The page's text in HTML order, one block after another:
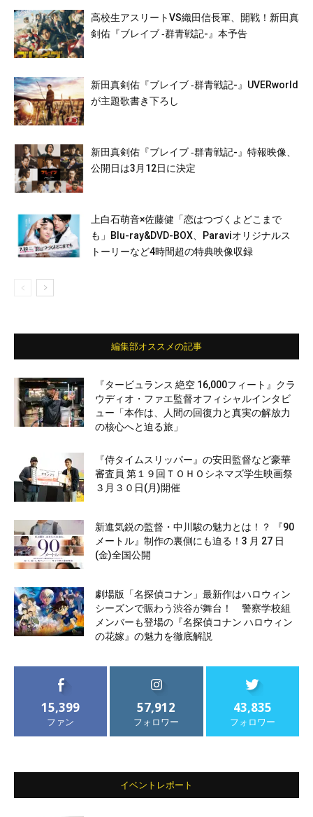
高校生アスリートVS織田信長軍、開戦！新田真
剣佑『ブレイブ ‐群青戦記-』本予告
新田真剣佑『ブレイブ ‐群青戦記-』UVERworld
が主題歌書き下ろし
新田真剣佑『ブレイブ ‐群青戦記-』特報映像、
公開日は3月12日に決定
上白石萌音×佐藤健「恋はつづくよどこまで
も」Blu-ray&DVD-BOX、Paraviオリジナルス
トーリーなど4時間超の特典映像収録
編集部オススメの記事
『タービュランス 絶空 16,000フィート』クラ
ウディオ・ファエ監督オフィシャルインタビ
ュー「本作は、人間の回復力と真実の解放力
の核心へと迫る旅」
『侍タイムスリッパー』の安田監督など豪華
審査員 第１９回ＴＯＨＯシネマズ学生映画祭
３月３０日(月)開催
新進気鋭の監督・中川駿の魅力とは！？ 『90
メートル』制作の裏側にも迫る！3 月 27 日
(金)全国公開
劇場版「名探偵コナン」最新作はハロウィン
シーズンで賑わう渋谷が舞台！ 警察学校組
メンバーも登場の『名探偵コナン ハロウィン
の花嫁』の魅力を徹底解説
15,399
ファン
57,912
フォロワー
43,835
フォロワー
イベントレポート